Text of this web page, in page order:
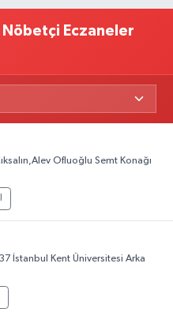
Nöbetçi Eczaneler
Ofluoğlu Semt Konağı
İstanbul Kent Üniversitesi Arka